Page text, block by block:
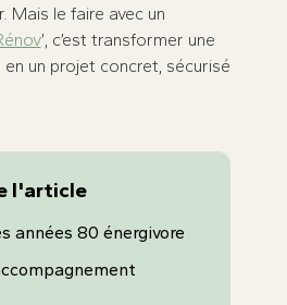
Mais le faire avec un
’, c’est transformer une
un projet concret, sécurisé
l'article
années 80 énergivore